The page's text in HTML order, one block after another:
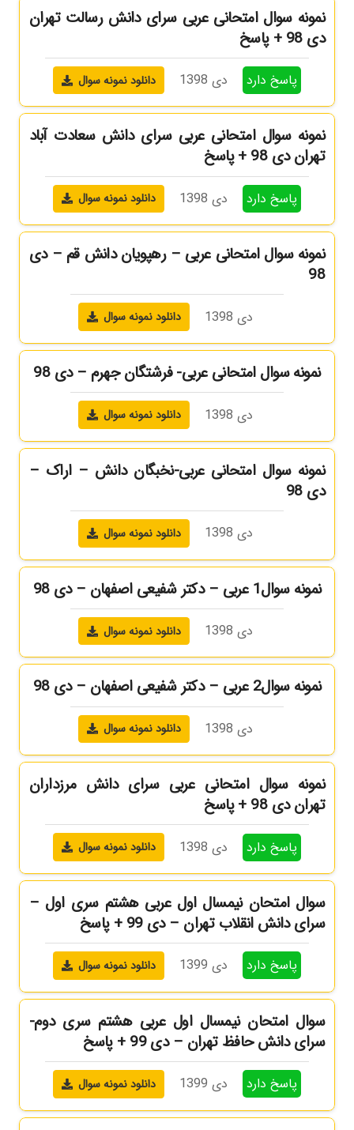
نمونه سوال امتحانی عربی سرای دانش رسالت تهران
دی 98 + پاسخ
پاسخ دارد دی 1398 دانلود نمونه سوال
نمونه سوال امتحانی عربی سرای دانش سعادت آباد
تهران دی 98 + پاسخ
پاسخ دارد دی 1398 دانلود نمونه سوال
نمونه سوال امتحانی عربی – رهپویان دانش قم – دی
98
دی 1398 دانلود نمونه سوال
نمونه سوال امتحانی عربی- فرشتگان جهرم – دی 98
دی 1398 دانلود نمونه سوال
نمونه سوال امتحانی عربی-نخبگان دانش – اراک –
دی 98
دی 1398 دانلود نمونه سوال
نمونه سوال1 عربی – دکتر شفیعی اصفهان – دی 98
دی 1398 دانلود نمونه سوال
نمونه سوال2 عربی – دکتر شفیعی اصفهان – دی 98
دی 1398 دانلود نمونه سوال
نمونه سوال امتحانی عربی سرای دانش مرزداران
تهران دی 98 + پاسخ
پاسخ دارد دی 1398 دانلود نمونه سوال
سوال امتحان نیمسال اول عربی هشتم سری اول –
سرای دانش انقلاب تهران – دی 99 + پاسخ
پاسخ دارد دی 1399 دانلود نمونه سوال
سوال امتحان نیمسال اول عربی هشتم سری دوم-
سرای دانش حافظ تهران – دی 99 + پاسخ
پاسخ دارد دی 1399 دانلود نمونه سوال